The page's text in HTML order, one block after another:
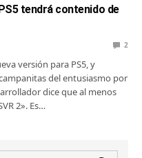
tendrá contenido de
2
versión para PS5, y
del entusiasmo por
dice que al menos
2». Es…